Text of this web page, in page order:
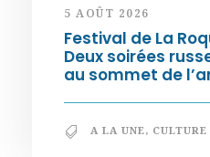
5 AOÛT 2026
Festival de La
Deux soirées
au sommet de
A LA UNE, CULTURE